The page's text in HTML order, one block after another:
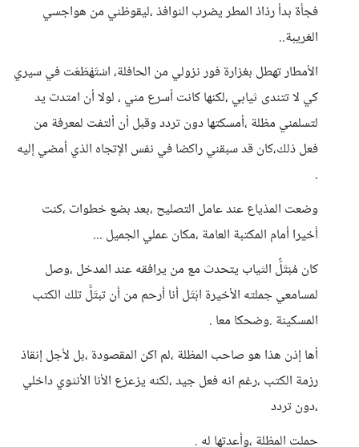
فجأة بدأ رذاذ المطر يضرب النوافذ ،ليقوظني من هواجسي
الغريبة..
الأمطار تهطل بغزارة فور نزولي من الحافلة، اسْتَهْطَعَت في سيري
كي لا تتندى ثيابي ،لكنها كانت أسرع مني ، لولا أن امتدت يد
لتسلمني مظلة ،أمسكتها دون تردد وقبل أن ألتفت لمعرفة من
فعل ذلك،كان قد سبقني راكضا في نفس الإتجاه الذي أمضي إليه
.
وضعت المذياع عند عامل التصليح ،بعد بضع خطوات ،كنت
أخيرا أمام المكتبة العامة ،مكان عملي الجميل ...
كان مُبْتَلٌّ الثياب يتحدث مع من يرافقه عند المدخل ،وصل
لمسامعي جملته الأخيرة ابْتَل أنا أرحم من أن تبتَلَّ تلك الكتب
المسكينة .وضحكا معا .
أها إذن هذا هو صاحب المظلة ،لم اكن المقصودة ،بل لأجل إنقاذ
رزمة الكتب ،رغم انه فعل جيد ،لكنه يزعزع الأنا الأنثوي داخلي
،دون تردد
حملت المظلة ،وأعدتها له .